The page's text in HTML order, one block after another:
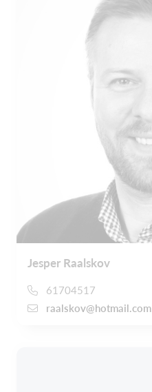
Jesper Raalskov
61704517
raalskov@hotmail.com